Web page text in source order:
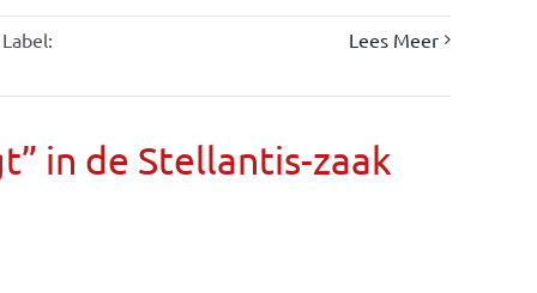
Label:
Lees Meer
in de Stellantis-zaak